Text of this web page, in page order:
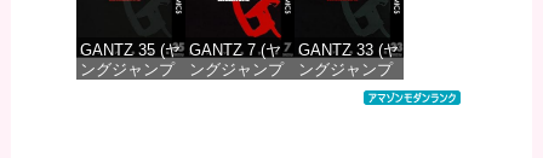
GANTZ 35 (ヤ
ングジャンプ
GANTZ 7 (ヤ
ングジャンプ
GANTZ 33 (ヤ
ングジャンプ
コミックス